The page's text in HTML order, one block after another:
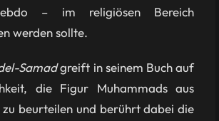
– im religiösen Bereich
werden sollte.
Samadgreift in seinem Buch auf
die Figur Muhammads aus
zu beurteilen und berührt dabei die